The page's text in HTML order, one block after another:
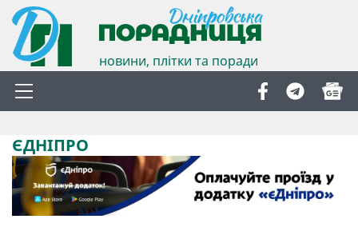
новини, плітки та поради
ЄДНІПРО